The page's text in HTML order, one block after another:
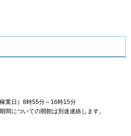
業日）8時55分～16時15分
間についての開館は別途連絡します。